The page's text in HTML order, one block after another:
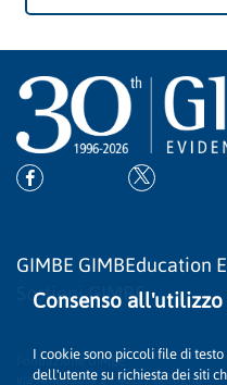
GIMBE GIMBEducation
Sostieni GIMBE
Fondazione GIMBE
via Amendola 2 - 40121 Bologna
Consenso
I cookie sono piccoli file di
dell'utente su richiesta dei siti